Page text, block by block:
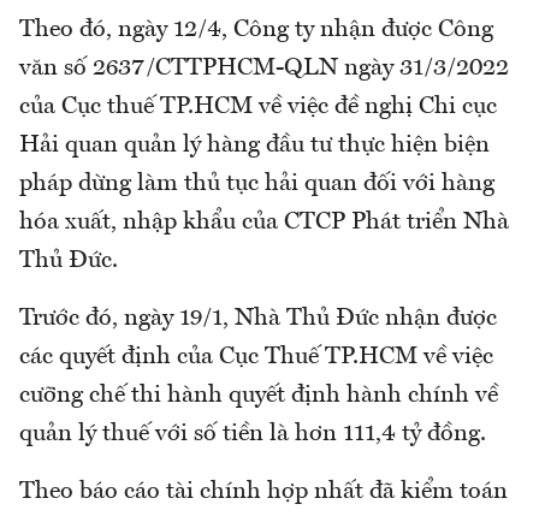
Theo đó, ngày 12/4, Công ty nhận được Công
văn số 2637/CTTPHCM-QLN ngày 31/3/2022
của Cục thuế TP.HCM về việc đề nghị Chi cục
Hải quan quản lý hàng đầu tư thực hiện biện
pháp dừng làm thủ tục hải quan đối với hàng
hóa xuất, nhập khẩu của CTCP Phát triển Nhà
Thủ Đức.
Trước đó, ngày 19/1, Nhà Thủ Đức nhận được
các quyết định của Cục Thuế TP.HCM về việc
cưỡng chế thi hành quyết định hành chính về
quản lý thuế với số tiền là hơn 111,4 tỷ đồng.
Theo báo cáo tài chính hợp nhất đã kiểm toán